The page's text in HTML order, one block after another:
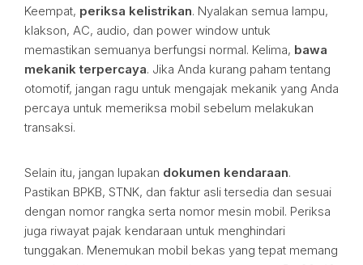
Keempat, periksa kelistrikan. Nyalakan semua lampu,
klakson, AC, audio, dan power window untuk
memastikan semuanya berfungsi normal. Kelima, bawa
mekanik terpercaya. Jika Anda kurang paham tentang
otomotif, jangan ragu untuk mengajak mekanik yang Anda
percaya untuk memeriksa mobil sebelum melakukan
transaksi.
Selain itu, jangan lupakan dokumen kendaraan.
Pastikan BPKB, STNK, dan faktur asli tersedia dan sesuai
dengan nomor rangka serta nomor mesin mobil. Periksa
juga riwayat pajak kendaraan untuk menghindari
tunggakan. Menemukan mobil bekas yang tepat memang